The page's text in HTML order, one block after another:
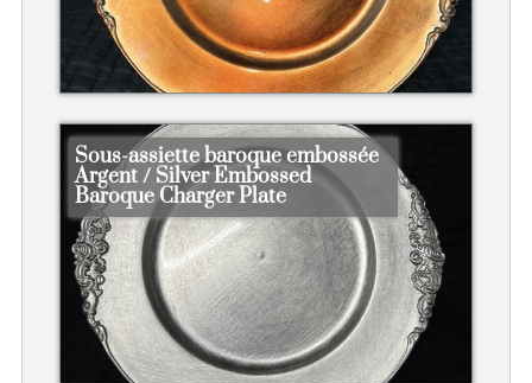
Sous-assiette baroque embossée
Argent / Silver Embossed
Baroque Charger Plate